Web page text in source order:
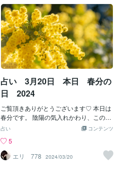
す。霊視鑑定をしていると、いろんな方
の人生の流れを見てきます。その中でよ
く感じることがあります。つらい時期を
乗り越えた方って、折れなかったんじゃ
なくて、曲がりながらも戻ってきた方が
多いんです。完璧に強くなくていい。ち
ょっとくじけても、また起き上がれるそ
れが本当の強さだと思います。「壮健」
心も体も、整えるなら今日がチャンス壮
健というのは、心も体も健やかで元気
か。でも——何も起きませんでした。現
実は昨日の続きで、世界は静かなままで
した。でも今は知っています。春分の本
当の意味は、「奇跡が降ってくる日」で
はありません。静かに自分の声が聞こえ
る日です。昼と夜の長さが、一年でただ
一度、同じになります。陰と陽が、ぴた
りと釣り合う日。自然界が一度、ゼロ地
点に戻る瞬間です。この日だけは、世界
のバランスが整う。だから人の内側も、
ほんの少しだけ整いやすくなるのです。
普段は、思考のノイズが多すぎます。や
らなければいけないこと。誰かの期待。
社会の常識。未来への不安。それらの声
聞こえなくなっている。でも春分の日
は、そのノイズが少しだけ静まる。する
と、普段は聞こえない声がふと浮かび上
占い 3月20日 本日 春分の
日 2024
ご覧頂きありがとうございます♡ 本日は
春分です。 陰陽の気入れかわり、この日
を境に昼が徐々に長くなるといわれてい
がら流れに乗っていくチャンス時。ここ
からも良いエネルギ－を感じて 頂けたら
幸いです・・♡ 恋愛、お仕事、金運、運
コンテンツ
占い
5
エリ 778
2024/03/20